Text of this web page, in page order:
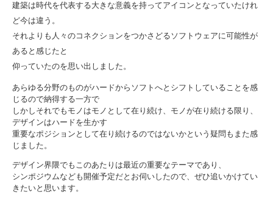
建築は時代を代表する大きな意義を持ってアイコンとなっていたけれ
ど今は違う。
それよりも人々のコネクションをつかさどるソフトウェアに可能性が
あると感じた と
仰っていたのを思い出しました。
あらゆる分野のものがハードからソフトへとシフトしていることを感
じるので納得する一方で
しかしそれでもモノはモノとして在り続け、 モノが在り続ける限り、
デザインはハードを生かす
重要なポジションとして在り続けるのではないかという疑問もまた感
じました。
デザイン界隈でもこのあたりは最近の重要なテーマであり、
シンポジウムなども開催予定だとお伺いしたので、ぜひ追いかけてい
きたいと思います。